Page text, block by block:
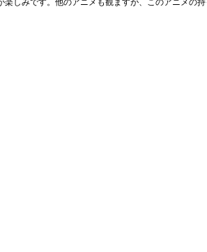
楽しみです。他のアニメも観ますが、このアニメの